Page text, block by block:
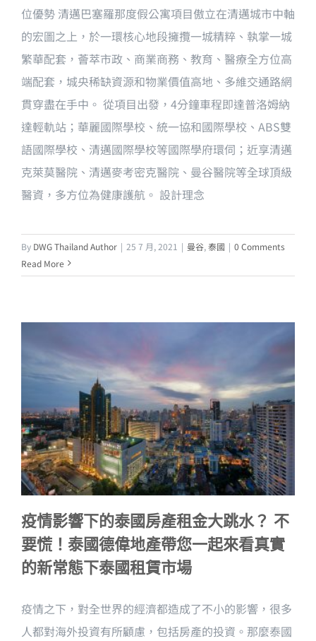
位優勢 清邁巴塞羅那度假公寓項目傲立在清邁城市中軸
的宏圖之上，於一環核心地段擁攬一城精粹、執掌一城
繁華配套，薈萃市政、商業商務、教育、醫療全方位高
端配套，城央稀缺資源和物業價值高地、多維交通路網
貫穿盡在手中。 從項目出發，4分鐘車程即達普洛姆納
達輕軌站；華麗國際學校、統一協和國際學校、ABS雙
語國際學校、清邁國際學校等國際學府環伺；近享清邁
克萊莫醫院、清邁麥考密克醫院、曼谷醫院等全球頂級
醫資，多方位為健康護航。 設計理念
By DWG Thailand Author | 25 7 月, 2021 | 曼谷, 泰國 | 0 Comments
Read More
疫情影響下的泰國房產租金大跳水？ 不
要慌！泰國德偉地產帶您一起來看真實
的新常態下泰國租賃市場
疫情之下，對全世界的經濟都造成了不小的影響，很多
人都對海外投資有所顧慮，包括房產的投資。那麼泰國